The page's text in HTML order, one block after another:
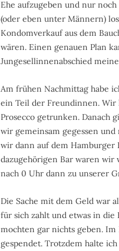
Ehe aufzugeben und nur
(oder eben unter Männern)
Kondomverkauf aus dem
wären. Einen genauen Plan
Jungesellinnenabschied
Am frühen Nachmittag habe
ein Teil der Freundinnen. Wir
Prosecco getrunken. Danach
wir gemeinsam gegessen
wir dann auf dem Hamburger
dazugehörigen Bar waren wir
nach 0 Uhr dann zu unserer
Die Sache mit dem Geld war
für sich zahlt und etwas in
mochten gar nichts geben.
gespendet. Trotzdem halte